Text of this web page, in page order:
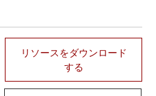
リソースをダウンロード
する